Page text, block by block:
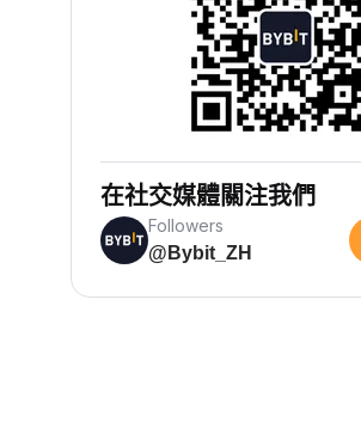
在社交媒體關注我們
Followers
@Bybit_ZH